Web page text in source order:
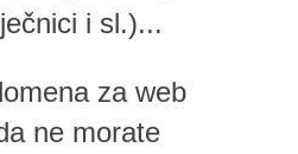
i sl.)...
za web
ne morate